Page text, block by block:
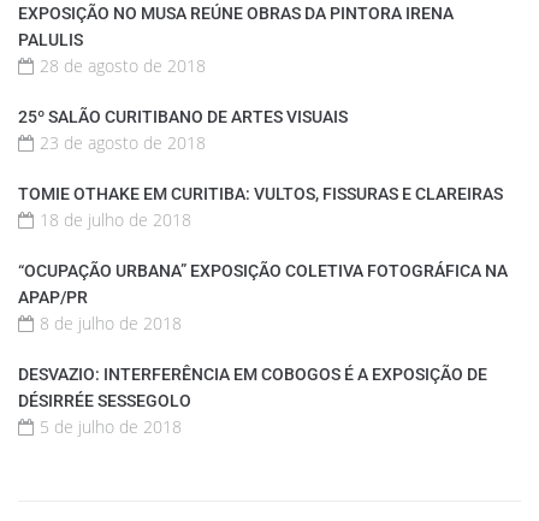
EXPOSIÇÃO NO MUSA REÚNE OBRAS DA PINTORA IRENA
PALULIS
28 de agosto de 2018
25º SALÃO CURITIBANO DE ARTES VISUAIS
23 de agosto de 2018
TOMIE OTHAKE EM CURITIBA: VULTOS, FISSURAS E CLAREIRAS
18 de julho de 2018
“OCUPAÇÃO URBANA” EXPOSIÇÃO COLETIVA FOTOGRÁFICA NA
APAP/PR
8 de julho de 2018
DESVAZIO: INTERFERÊNCIA EM COBOGOS É A EXPOSIÇÃO DE
DÉSIRRÉE SESSEGOLO
5 de julho de 2018